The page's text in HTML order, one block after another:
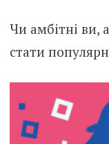
Чи амбітні ви,
стати